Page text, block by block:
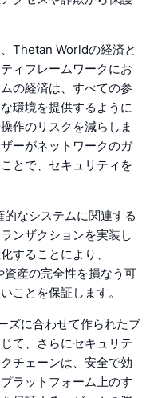
Thetan Worldの経済と
ィフレームワークにお
の経済は、すべての参
環境を提供するように
作のリスクを減らしま
ーがネットワークのガ
とで、セキュリティを
なシステムに関連する
ンザクションを実装し
することにより、
産の完全性を損なう可
ことを保証します。
に合わせて作られたブ
て、さらにセキュリテ
チェーンは、安全で効
ラットフォーム上のす